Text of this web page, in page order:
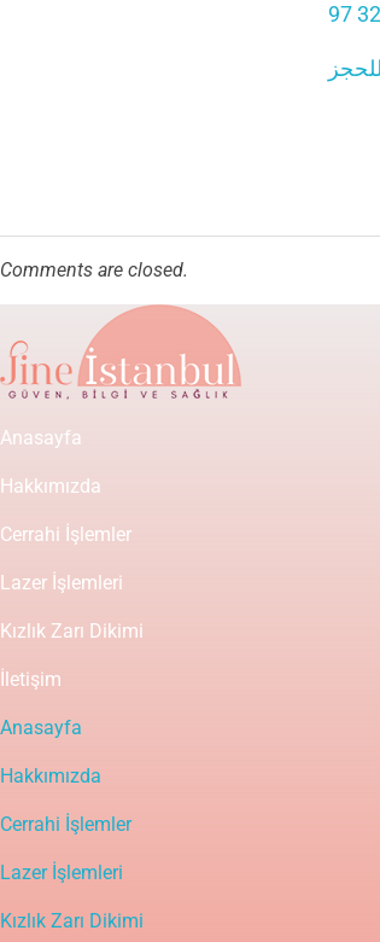
Comments are closed.
Anasayfa
Hakkımızda
Cerrahi İşlemler
Lazer İşlemleri
Kızlık Zarı Dikimi
İletişim
Anasayfa
Hakkımızda
Cerrahi İşlemler
Lazer İşlemleri
Kızlık Zarı Dikimi